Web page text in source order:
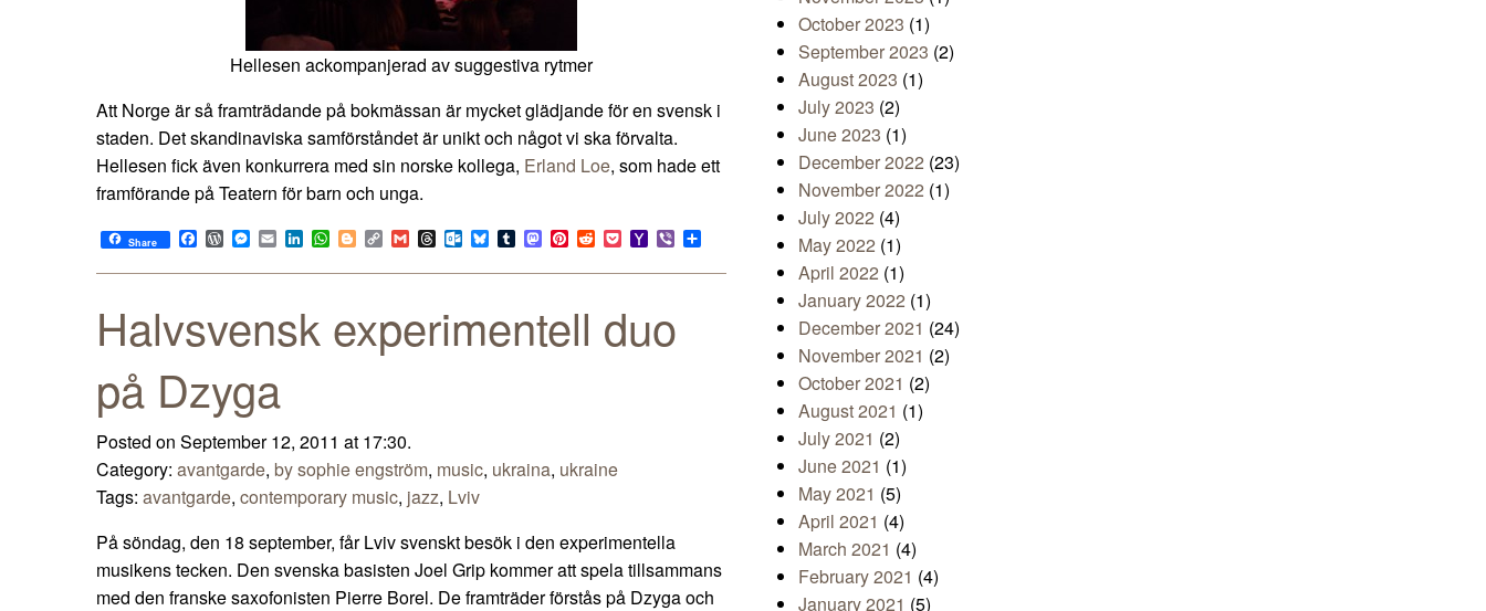
Hellesen ackompanjerad av suggestiva rytmer
Att Norge är så framträdande på bokmässan är mycket glädjande för en svensk i
staden. Det skandinaviska samförståndet är unikt och något vi ska förvalta.
Hellesen fick även konkurrera med sin norske kollega, Erland Loe, som hade ett
framförande på Teatern för barn och unga.
Share Facebook
WordPress
Messenger
EmailLinkedIn
WhatsApp
BloggerCopy
Link
GmailThreadsOutlook.com
Bluesky
TumblrMastodon
Pinterest
RedditPocketYahoo
Mail
Viber
Halvsvensk experimentell duo
på Dzyga
Posted on September 12, 2011 at 17:30.
Category: avantgarde, by sophie engström, music, ukraina, ukraine
Tags: avantgarde, contemporary music, jazz, Lviv
På söndag, den 18 september, får Lviv svenskt besök i den experimentella
musikens tecken. Den svenska basisten Joel Grip kommer att spela tillsammans
med den franske saxofonisten Pierre Borel. De framträder förstås på Dzyga och
October 2023 (1)
September 2023 (2)
August 2023 (1)
July 2023 (2)
June 2023 (1)
December 2022 (23)
November 2022 (1)
July 2022 (4)
May 2022 (1)
April 2022 (1)
January 2022 (1)
December 2021 (24)
November 2021 (2)
October 2021 (2)
August 2021 (1)
July 2021 (2)
June 2021 (1)
May 2021 (5)
April 2021 (4)
March 2021 (4)
February 2021 (4)
January 2021 (5)